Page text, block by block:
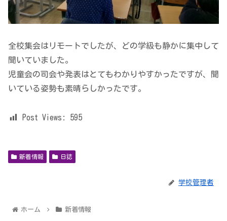
全校集会はリモートでしたが、どの学級も静かに集中して
聞いていました。
児童会の司会や発表はとてもわかりやすかったですが、聞
いている姿勢も素晴らしかったです。
Post Views: 595
新着情報 日誌
学校管理者
ホーム 新着情報